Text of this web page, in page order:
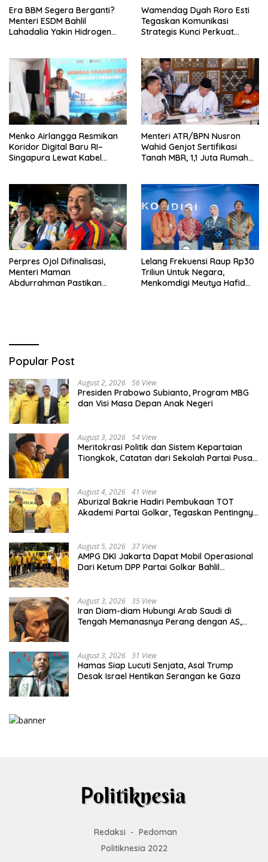
Era BBM Segera Berganti?
Menteri ESDM Bahlil
Lahadalia Yakin Hidrogen
Wamendag Dyah Roro Esti
Tegaskan Komunikasi
Strategis Kunci Perkuat
Menko Airlangga Resmikan
Koridor Digital Baru RI–
Singapura Lewat Kabel
Menteri ATR/BPN Nusron
Wahid Genjot Sertifikasi
Tanah MBR, 1,1 Juta Rumah
Perpres Ojol Difinalisasi,
Menteri Maman
Abdurrahman Pastikan
Lelang Frekuensi Raup Rp30
Triliun Untuk Negara,
Menkomdigi Meutya Hafid
Popular Post
August 2, 2026 56 View
Presiden Prabowo Subianto, Program MBG
dan Visi Masa Depan Anak Negeri
August 3, 2026 54 View
Meritokrasi Politik dan Sistem Kepartaian
Tiongkok, Catatan dari Sekolah Partai Pusat
August 4, 2026 41 View
Aburizal Bakrie Hadiri Pembukaan TOT
Akademi Partai Golkar, Tegaskan Pentingnya
August 5, 2026 37 View
AMPG DKI Jakarta Dapat Mobil Operasional
Dari Ketum DPP Partai Golkar Bahlil
August 3, 2026 35 View
Iran Diam-diam Hubungi Arab Saudi di
Tengah Memanasnya Perang dengan AS,
August 3, 2026 31 View
Hamas Siap Lucuti Senjata, Asal Trump
Desak Israel Hentikan Serangan ke Gaza
Redaksi
Pedoman
Politiknesia 2022